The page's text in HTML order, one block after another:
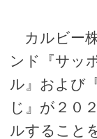
カルビー
ンド『サッ
ル』および
じ』が２０
ルすること